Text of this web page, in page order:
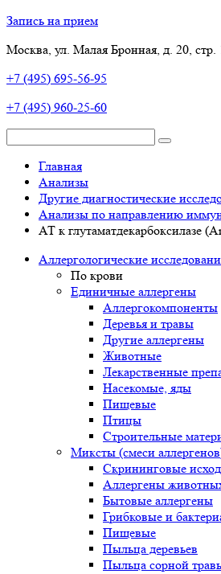
Запись на прием
Москва, ул. Малая Бронная, д. 20, стр.
+7 (495) 695-56-95
+7 (495) 960-25-60
Главная
Анализы
Другие диагностические
Анализы по направлению
АТ к глутаматдекарбоксилазе
Аллергологические
По крови
Единичные аллергены
Аллергокомпоненты
Деревья и травы
Другие аллергены
Животные
Лекарственные
Насекомые, яды
Пищевые
Птицы
Строительные
Миксты (смеси
Cкрининговые
Аллергены
Бытовые аллергены
Грибковые и
Пищевые
Пыльца деревьев
Пыльца сорной